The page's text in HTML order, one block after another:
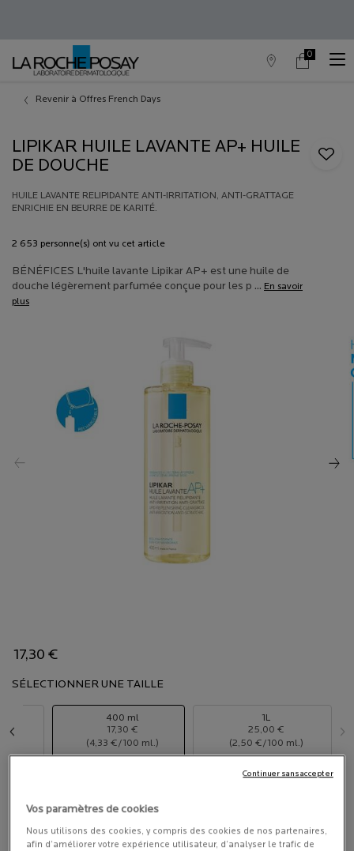
Trouver
Mon
0
0 produit in
Revenir à Offres French Days
LIPIKAR HUILE LAVANTE AP+ HUILE
DE DOUCHE
HUILE LAVANTE RELIPIDANTE ANTI-IRRITATION, ANTI-GRATTAGE
ENRICHIE EN BEURRE DE KARITÉ.
2 653 personne(s) ont vu cet article
BÉNÉFICES L'huile lavante Lipikar AP+ est une huile de
douche légèrement parfumée conçue pour les p ... En savoir
plus
17,30 €
SÉLECTIONNER UNE TAILLE
400 ml
17,30 €
(4,33 €/100 ml.)
1L
25,00 €
(2,50 €/100 ml.)
-20%pour l'achat de la Routine Corps Peau Sèche Lipikar
Vos paramètres de cookies
Nous utilisons des cookies, y compris des cookies de nos partenaires,
afin d’améliorer votre expérience utilisateur, d’analyser le trafic de
Continuer sans accepter